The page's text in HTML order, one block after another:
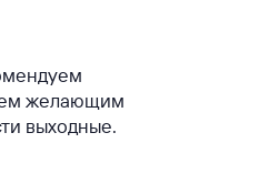
желающим
выходные.